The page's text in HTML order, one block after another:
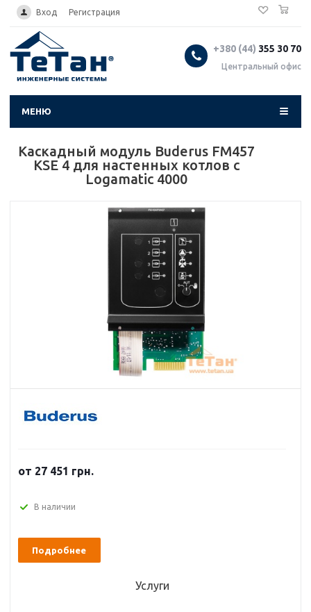
... Вход Регистрация
+380 (44) 355 30 70
Центральный офис
МЕНЮ
Каскадный модуль Buderus FM457
KSE 4 для настенных котлов с
Logamatic 4000
от 27 451 грн.
В наличии
Подробнее
Услуги